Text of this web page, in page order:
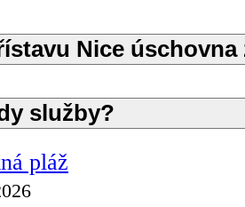
Nice úschovna
služby?
pláž